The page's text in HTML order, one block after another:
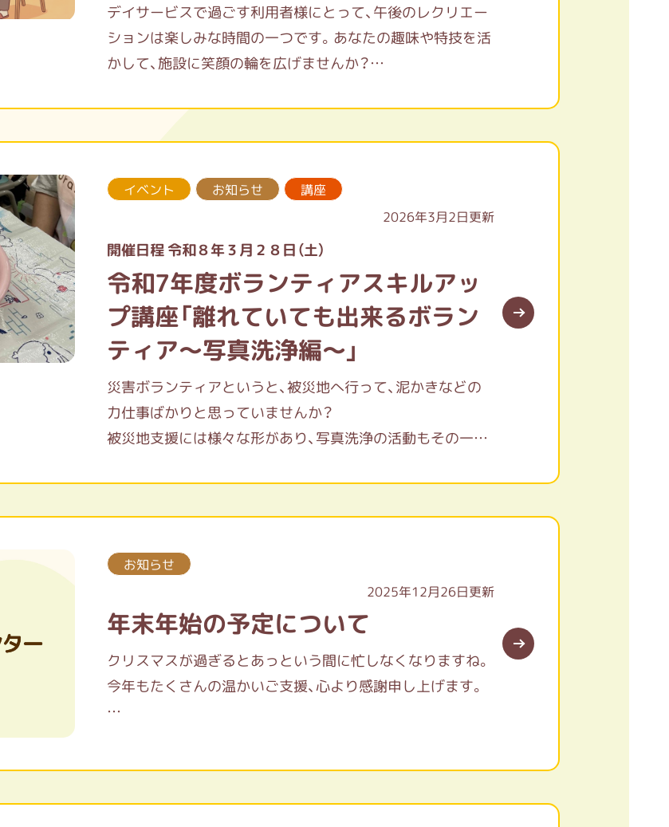
デイサービスで過ごす利用者様にとって、午後のレクリエー
ションは楽しみな時間の一つです。あなたの趣味や特技を活
かして、施設に笑顔の輪を広げませんか？
「音楽で一緒に歌いたい」「ダンスで体を動かしたい」といっ
た体験型のプログラムから、演芸、美容ボランティアまで、幅
あなたの温かな手助けをお待ちしています！
イベント お知らせ
講座
2026年3月2日更新
開催日程 令和８年３月２８日（土）
令和7年度ボランティアスキルアッ
プ講座「離れていても出来るボラン
ティア～写真洗浄編～」
災害ボランティアというと、被災地へ行って、泥かきなどの
力仕事ばかりと思っていませんか？
被災地支援には様々な形があり、写真洗浄の活動もその一つ
活動のお話を聞いて体験してみませんか。
お知らせ
2025年12月26日更新
年末年始の予定について
クリスマスが過ぎるとあっという間に忙しなくなりますね。
今年もたくさんの温かいご支援、心より感謝申し上げます。